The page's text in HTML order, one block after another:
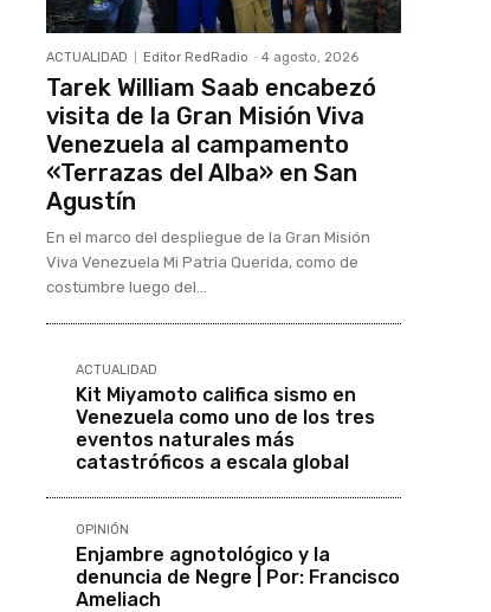
ACTUALIDAD Editor RedRadio - 4 agosto, 2026
Tarek William Saab encabezó
visita de la Gran Misión Viva
Venezuela al campamento
«Terrazas del Alba» en San
Agustín
En el marco del despliegue de la Gran Misión
Viva Venezuela Mi Patria Querida, como de
costumbre luego del...
ACTUALIDAD
Kit Miyamoto califica sismo en
Venezuela como uno de los tres
eventos naturales más
catastróficos a escala global
OPINIÓN
Enjambre agnotológico y la
denuncia de Negre | Por: Francisco
Ameliach